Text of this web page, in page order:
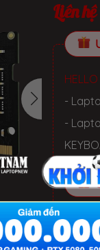
Liên hệ
-
✓ Miễn
✓